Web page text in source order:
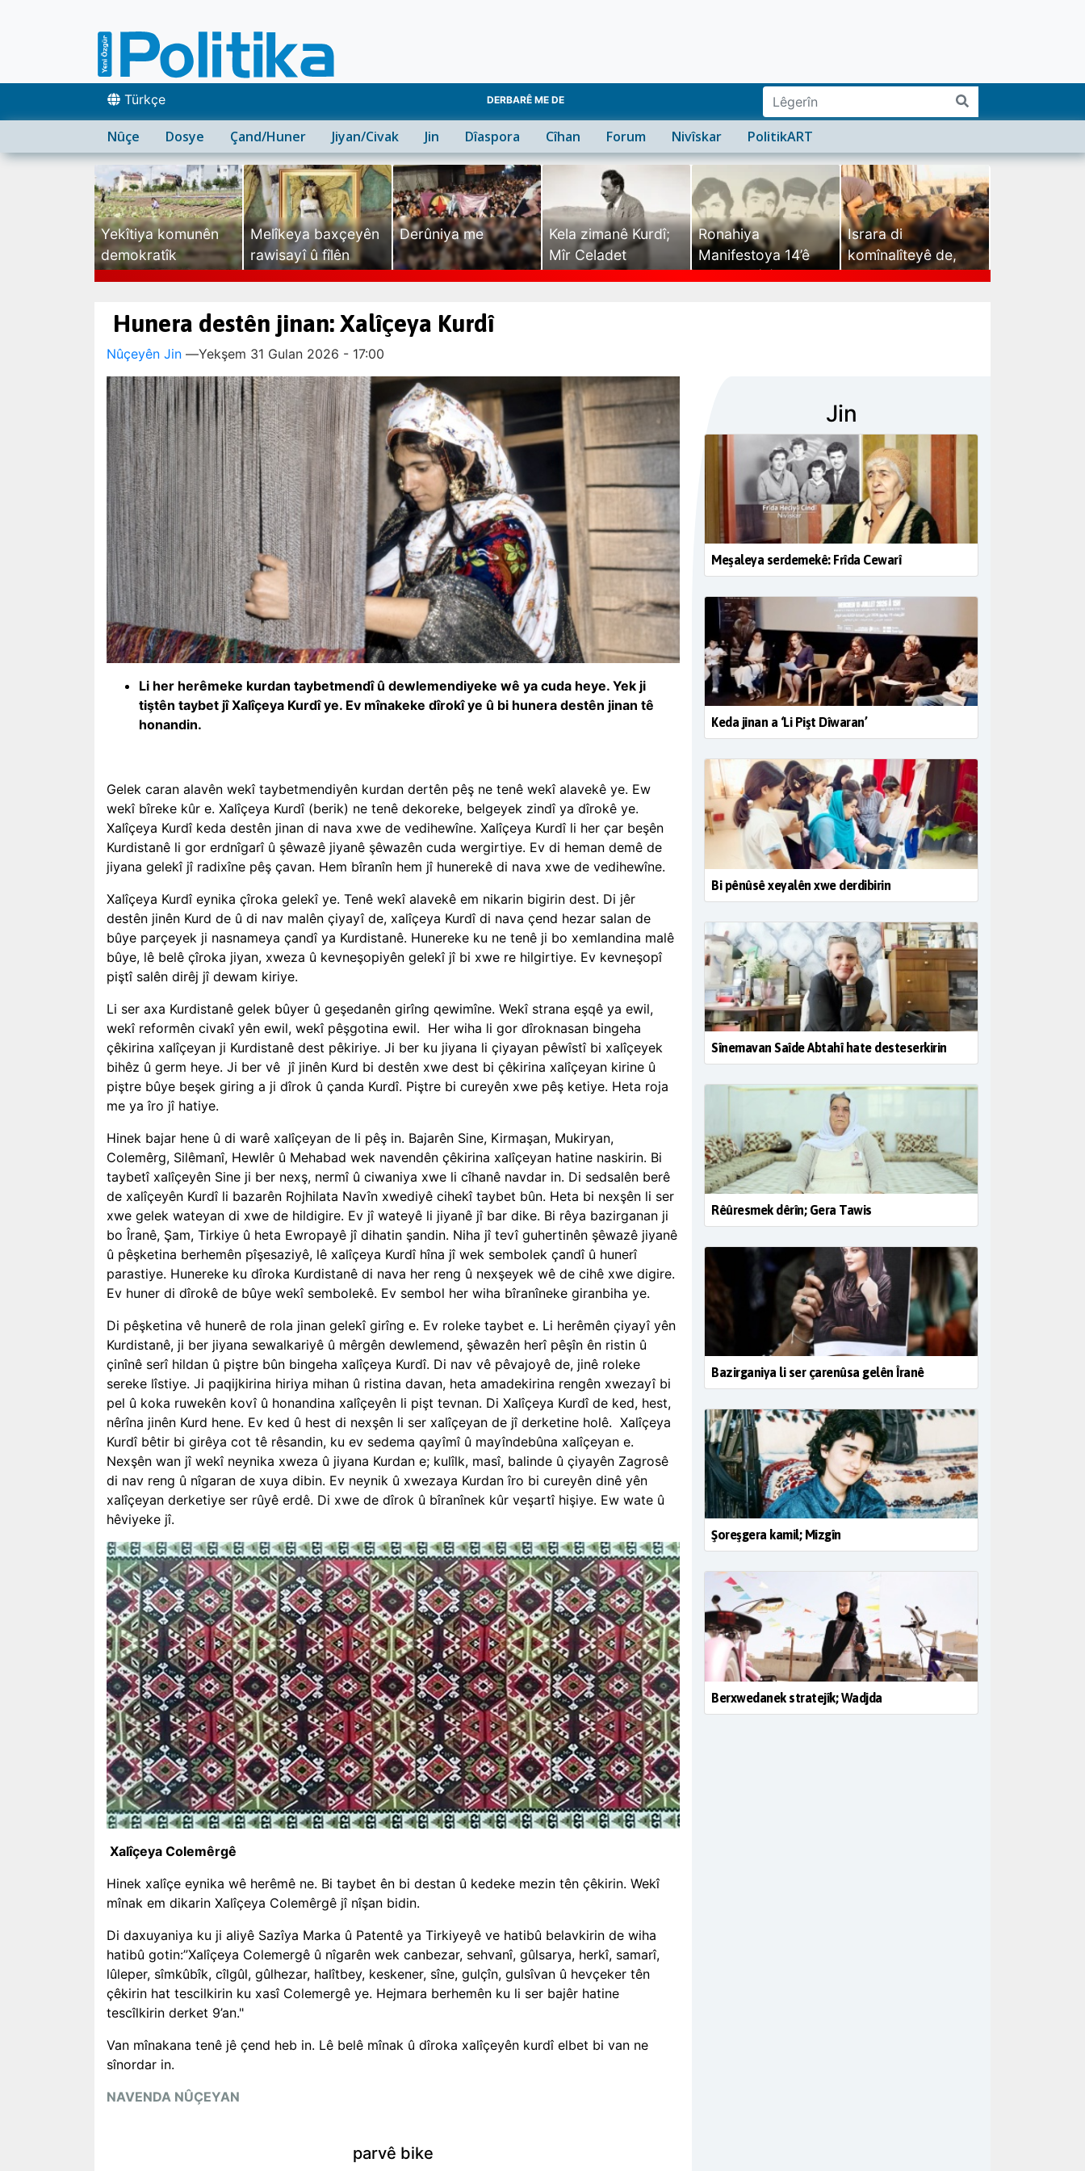
Türkçe DERBARÊ ME DE
Nûçe Dosye Çand/Huner Jiyan/Civak Jin Dîaspora Cîhan Forum Nivîskar PolitikART
Yekîtiya komunên
demokratîk
Melîkeya baxçeyên
rawisayî û fîlên
Derûniya me
Kela zimanê Kurdî;
Mîr Celadet
Ronahiya
Manifestoya 14’ê
Israra di
komînalîteyê de,
Hunera destên jinan: Xalîçeya Kurdî
Nûçeyên Jin —Yekşem 31 Gulan 2026 - 17:00
Li her herêmeke kurdan taybetmendî û dewlemendiyeke wê ya cuda heye. Yek ji
tiştên taybet jî Xalîçeya Kurdî ye. Ev mînakeke dîrokî ye û bi hunera destên jinan tê
honandin.
Gelek caran alavên wekî taybetmendiyên kurdan dertên pêş ne tenê wekî alavekê ye. Ew
wekî bîreke kûr e. Xalîçeya Kurdî (berik) ne tenê dekoreke, belgeyek zindî ya dîrokê ye.
Xalîçeya Kurdî keda destên jinan di nava xwe de vedihewîne. Xalîçeya Kurdî li her çar beşên
Kurdistanê li gor erdnîgarî û şêwazê jiyanê şêwazên cuda wergirtiye. Ev di heman demê de
jiyana gelekî jî radixîne pêş çavan. Hem bîranîn hem jî hunerekê di nava xwe de vedihewîne.
Xalîçeya Kurdî eynika çîroka gelekî ye. Tenê wekî alavekê em nikarin bigirin dest. Di jêr
destên jinên Kurd de û di nav malên çiyayî de, xalîçeya Kurdî di nava çend hezar salan de
bûye parçeyek ji nasnameya çandî ya Kurdistanê. Hunereke ku ne tenê ji bo xemlandina malê
bûye, lê belê çîroka jiyan, xweza û kevneşopiyên gelekî jî bi xwe re hilgirtiye. Ev kevneşopî
piştî salên dirêj jî dewam kiriye.
Li ser axa Kurdistanê gelek bûyer û geşedanên girîng qewimîne. Wekî strana eşqê ya ewil,
wekî reformên civakî yên ewil, wekî pêşgotina ewil. Her wiha li gor dîroknasan bingeha
çêkirina xalîçeyan ji Kurdistanê dest pêkiriye. Ji ber ku jiyana li çiyayan pêwîstî bi xalîçeyek
bihêz û germ heye. Ji ber vê jî jinên Kurd bi destên xwe dest bi çêkirina xalîçeyan kirine û
piştre bûye beşek giring a ji dîrok û çanda Kurdî. Piştre bi cureyên xwe pêş ketiye. Heta roja
me ya îro jî hatiye.
Hinek bajar hene û di warê xalîçeyan de li pêş in. Bajarên Sine, Kirmaşan, Mukiryan,
Colemêrg, Silêmanî, Hewlêr û Mehabad wek navendên çêkirina xalîçeyan hatine naskirin. Bi
taybetî xalîçeyên Sine ji ber nexş, nermî û ciwaniya xwe li cîhanê navdar in. Di sedsalên berê
de xalîçeyên Kurdî li bazarên Rojhilata Navîn xwediyê cihekî taybet bûn. Heta bi nexşên li ser
xwe gelek wateyan di xwe de hildigire. Ev jî wateyê li jiyanê jî bar dike. Bi rêya bazirganan ji
bo Îranê, Şam, Tirkiye û heta Ewropayê jî dihatin şandin. Niha jî tevî guhertinên şêwazê jiyanê
û pêşketina berhemên pîşesaziyê, lê xalîçeya Kurdî hîna jî wek sembolek çandî û hunerî
parastiye. Hunereke ku dîroka Kurdistanê di nava her reng û nexşeyek wê de cihê xwe digire.
Ev huner di dîrokê de bûye wekî sembolekê. Ev sembol her wiha bîranîneke giranbiha ye.
Di pêşketina vê hunerê de rola jinan gelekî girîng e. Ev roleke taybet e. Li herêmên çiyayî yên
Kurdistanê, ji ber jiyana sewalkariyê û mêrgên dewlemend, şêwazên herî pêşîn ên ristin û
çinînê serî hildan û piştre bûn bingeha xalîçeya Kurdî. Di nav vê pêvajoyê de, jinê roleke
sereke lîstiye. Ji paqijkirina hiriya mihan û ristina davan, heta amadekirina rengên xwezayî bi
pel û koka ruwekên kovî û honandina xalîçeyên li pişt tevnan. Di Xalîçeya Kurdî de ked, hest,
nêrîna jinên Kurd hene. Ev ked û hest di nexşên li ser xalîçeyan de jî derketine holê. Xalîçeya
Kurdî bêtir bi girêya cot tê rêsandin, ku ev sedema qayîmî û mayîndebûna xalîçeyan e.
Nexşên wan jî wekî neynika xweza û jiyana Kurdan e; kulîlk, masî, balinde û çiyayên Zagrosê
di nav reng û nîgaran de xuya dibin. Ev neynik û xwezaya Kurdan îro bi cureyên dinê yên
xalîçeyan derketiye ser rûyê erdê. Di xwe de dîrok û bîranînek kûr veşartî hişiye. Ew wate û
hêviyeke jî.
Xalîçeya Colemêrgê
Hinek xalîçe eynika wê herêmê ne. Bi taybet ên bi destan û kedeke mezin tên çêkirin. Wekî
mînak em dikarin Xalîçeya Colemêrgê jî nîşan bidin.
Di daxuyaniya ku ji aliyê Sazîya Marka û Patentê ya Tirkiyeyê ve hatibû belavkirin de wiha
hatibû gotin:”Xalîçeya Colemergê û nîgarên wek canbezar, sehvanî, gûlsarya, herkî, samarî,
lûleper, sîmkûbîk, cîlgûl, gûlhezar, halîtbey, keskener, sîne, gulçîn, gulsîvan û hevçeker tên
çêkirin hat tescilkirin ku xasî Colemergê ye. Hejmara berhemên ku li ser bajêr hatine
tescîlkirin derket 9’an."
Van mînakana tenê jê çend heb in. Lê belê mînak û dîroka xalîçeyên kurdî elbet bi van ne
sînordar in.
NAVENDA NÛÇEYAN
parvê bike
Jin
Meşaleya serdemekê: Frîda Cewarî
Keda jinan a ‘Li Pişt Dîwaran’
Bi pênûsê xeyalên xwe derdibirin
Sînemavan Saîde Abtahî hate desteserkirin
Rêûresmek dêrîn; Gera Tawis
Bazirganiya li ser çarenûsa gelên Îranê
Şoreşgera kamil; Mizgîn
Berxwedanek stratejîk; Wadjda